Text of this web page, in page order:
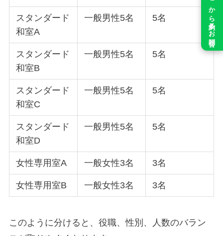
スタンダード
和室A
一般男性5名 5名
スタンダード
和室B
一般男性5名 5名
スタンダード
和室C
一般男性5名 5名
スタンダード
和室D
一般男性5名 5名
女性専用室A 一般女性3名 3名
女性専用室B 一般女性3名 3名
このように分けると、役職、性別、人数のバラン